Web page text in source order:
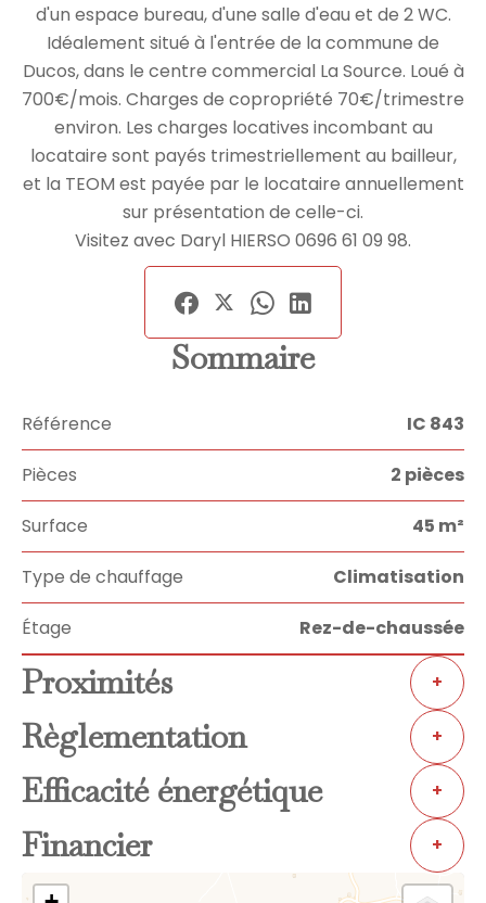
d'un espace bureau, d'une salle d'eau et de 2 WC.
Idéalement situé à l'entrée de la commune de
Ducos, dans le centre commercial La Source. Loué à
700€/mois. Charges de copropriété 70€/trimestre
environ. Les charges locatives incombant au
locataire sont payés trimestriellement au bailleur,
et la TEOM est payée par le locataire annuellement
sur présentation de celle-ci.
Visitez avec Daryl HIERSO 0696 61 09 98.
Sommaire
Référence IC 843
Pièces 2 pièces
Surface 45 m²
Type de chauffage Climatisation
Étage Rez-de-chaussée
Proximités +
Règlementation +
Efficacité énergétique +
Financier +